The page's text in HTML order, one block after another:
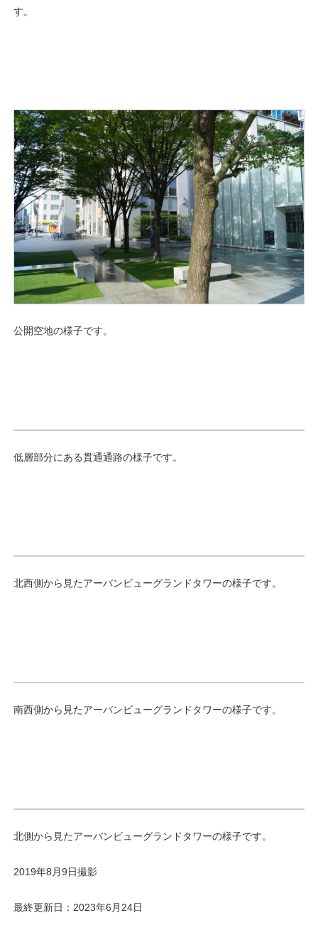
す。
公開空地の様子です。
低層部分にある貫通通路の様子です。
北西側から見たアーバンビューグランドタワーの様子です。
南西側から見たアーバンビューグランドタワーの様子です。
北側から見たアーバンビューグランドタワーの様子です。
2019年8月9日撮影
最終更新日：2023年6月24日